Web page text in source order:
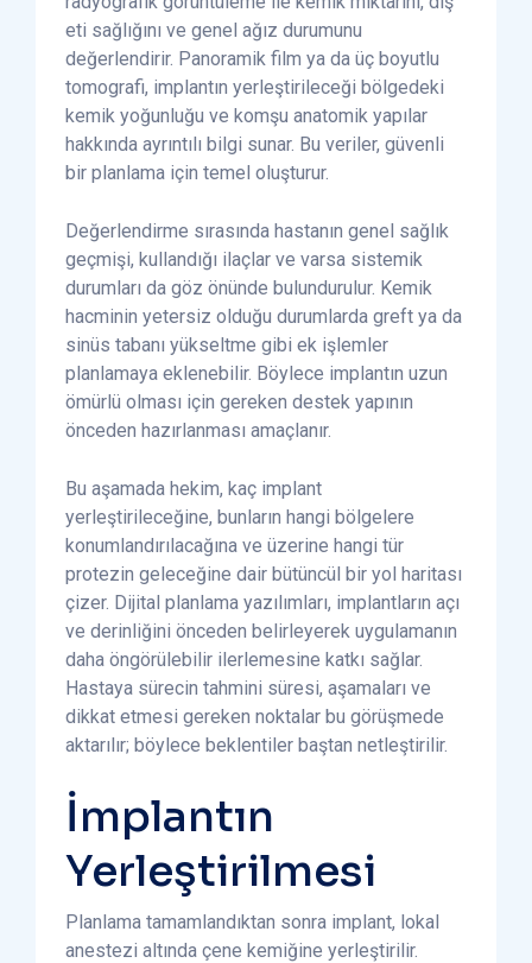
eti sağlığını ve genel ağız durumunu
değerlendirir. Panoramik film ya da üç boyutlu
tomografi, implantın yerleştirileceği bölgedeki
kemik yoğunluğu ve komşu anatomik yapılar
hakkında ayrıntılı bilgi sunar. Bu veriler, güvenli
bir planlama için temel oluşturur.
Değerlendirme sırasında hastanın genel sağlık
geçmişi, kullandığı ilaçlar ve varsa sistemik
durumları da göz önünde bulundurulur. Kemik
hacminin yetersiz olduğu durumlarda greft ya da
sinüs tabanı yükseltme gibi ek işlemler
planlamaya eklenebilir. Böylece implantın uzun
ömürlü olması için gereken destek yapının
önceden hazırlanması amaçlanır.
Bu aşamada hekim, kaç implant
yerleştirileceğine, bunların hangi bölgelere
konumlandırılacağına ve üzerine hangi tür
protezin geleceğine dair bütüncül bir yol haritası
çizer. Dijital planlama yazılımları, implantların açı
ve derinliğini önceden belirleyerek uygulamanın
daha öngörülebilir ilerlemesine katkı sağlar.
Hastaya sürecin tahmini süresi, aşamaları ve
dikkat etmesi gereken noktalar bu görüşmede
aktarılır; böylece beklentiler baştan netleştirilir.
İmplantın
Yerleştirilmesi
Planlama tamamlandıktan sonra implant, lokal
anestezi altında çene kemiğine yerleştirilir.